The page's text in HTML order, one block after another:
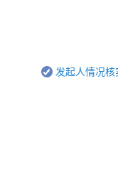
发起人情况核